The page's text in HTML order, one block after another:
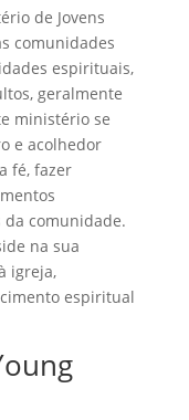
de Jovens
comunidades
espirituais,
geralmente
ministério se
e acolhedor
fé, fazer
comunidade.
na sua
igreja,
espiritual